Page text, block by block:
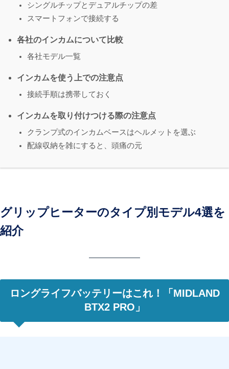
シングルチップとデュアルチップの差
スマートフォンで接続する
各社のインカムについて比較
各社モデル一覧
インカムを使う上での注意点
接続手順は携帯しておく
インカムを取り付けつける際の注意点
クランプ式のインカムベースはヘルメットを選ぶ
配線収納を雑にすると、頭痛の元
グリップヒーターのタイプ別モデル4選を
紹介
ロングライフバッテリーはこれ！「MIDLAND
BTX2 PRO」